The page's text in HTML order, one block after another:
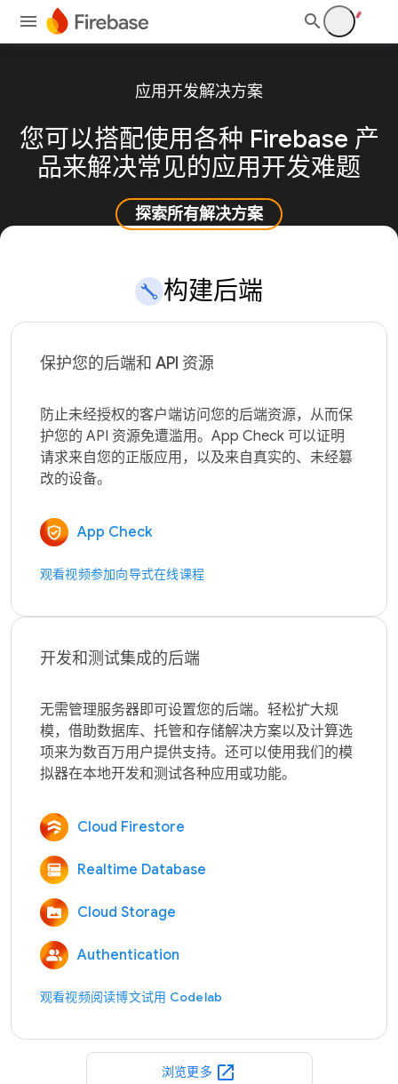
应用开发解决方案
您可以搭配使用各种 Firebase 产
品来解决常见的应用开发难题
探索所有解决方案
构建后端
保护您的后端和 API 资源
防止未经授权的客户端访问您的后端资源，从而保
护您的 API 资源免遭滥用。App Check 可以证明
请求来自您的正版应用，以及来自真实的、未经篡
App Check
观看视频参加向导式在线课程
开发和测试集成的后端
无需管理服务器即可设置您的后端。轻松扩大规
模，借助数据库、托管和存储解决方案以及计算选
项来为数百万用户提供支持。还可以使用我们的模
Cloud Firestore
Realtime Database
Cloud Storage
Authentication
观看视频阅读博文试用 Codelab
浏览更多 open_in_new